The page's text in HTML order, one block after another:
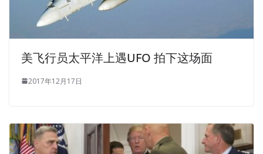
美飞行员太平洋上遇UFO 拍下这场面
2017年12月17日